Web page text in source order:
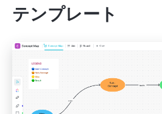
テンプレート